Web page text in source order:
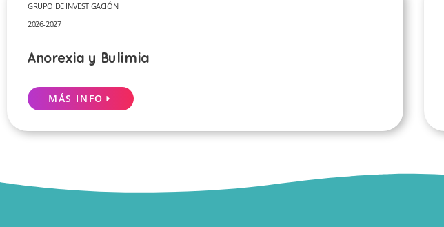
GRUPO DE INVESTIGACIÓN
2026-2027
Anorexia y Bulimia
MÁS INFO